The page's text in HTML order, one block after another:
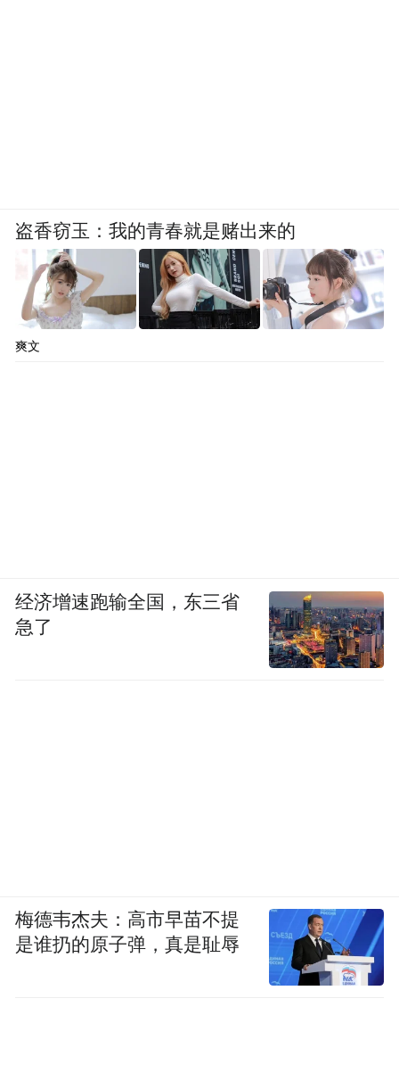
盗香窃玉：我的青春就是赌出来的
爽文
经济增速跑输全国，东三省
急了
梅德韦杰夫：高市早苗不提
是谁扔的原子弹，真是耻辱